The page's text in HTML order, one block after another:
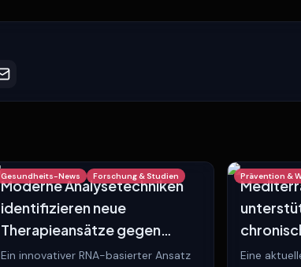
Gesundheits-News Forschung & Studien
Moderne Analysetechniken
identifizieren neue
Therapieansätze gegen
Kachexie bei Krebspatienten
Ein innovativer RNA-basierter Ansatz
Prävention &
Eine